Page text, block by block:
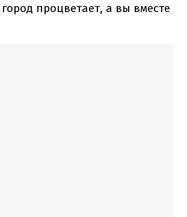
процветает, а вы вместе